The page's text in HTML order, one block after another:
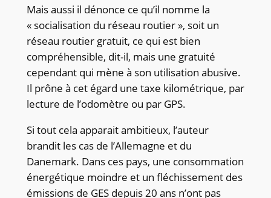
Mais aussi il dénonce ce qu’il nomme la
« socialisation du réseau routier », soit un
réseau routier gratuit, ce qui est bien
compréhensible, dit-il, mais une gratuité
cependant qui mène à son utilisation abusive.
Il prône à cet égard une taxe kilométrique, par
lecture de l’odomètre ou par GPS.
Si tout cela apparait ambitieux, l’auteur
brandit les cas de l’Allemagne et du
Danemark. Dans ces pays, une consommation
énergétique moindre et un fléchissement des
émissions de GES depuis 20 ans n’ont pas